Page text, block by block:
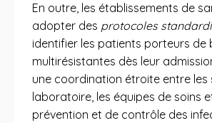
En outre, les établissements de
adopter des protocoles
identifier les patients porteurs de
multirésistantes dès leur
une coordination étroite entre les
laboratoire, les équipes de soins
prévention et de contrôle des